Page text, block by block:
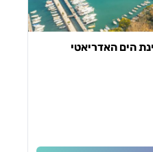
הים האדריאטי